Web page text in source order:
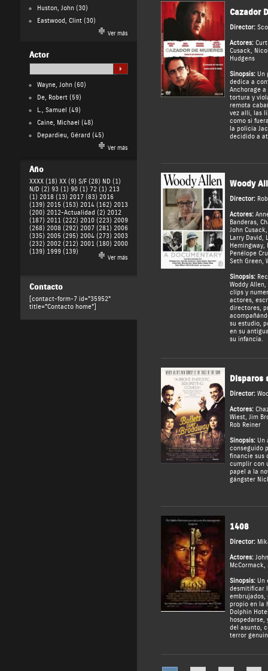
Huston, John(30)
Eastwood, Clint(30)
Ver más
Actor
Wayne, John(60)
De, Robert(59)
L., Samuel (49)
Caine, Michael (48)
Depardieu, Gérard (45)
Ver más
Año
XXXX (18) XX (9) S/F (28) ND (1)
N/D (2) 93 (1) 90 (1) 72 (1) 213
(1) 2018 (13) 2017 (83) 2016
(139) 2015 (153) 2014 (162) 2013
(200) 2012-Actualidad (2) 2012
(187) 2011 (222) 2010 (223) 2009
(268) 2008 (292) 2007 (281) 2006
(335) 2005 (295) 2004 (273) 2003
(232) 2002 (212) 2001 (180) 2000
(139) 1999 (139)
Ver más
Contacto
[contact-form-7 id="35952"
title="Contacto home"]
Cazador
Director:
Actores:
Cusack,
Hudgens
Sinopsis:Un
dedica a
Anchorage
tortura y
remota
vez allí, las
como si
la policía
decidido a
Woody
Director:
Actores:
Banderas,
John Cusack
Larry David,
Hemingway,
Penélope
Seth Green,
Sinopsis:
Woddy
clips y
actores,
directores,
su estudio,
en su
su infancia.
Disparos
Director:
Actores:
Wiest, Jim
Rob Reiner
Sinopsis:Un
conseguido
financie sus
cumplir con
papel a la
gángster
1408
Director:
Actores:
McCormack,
Sinopsis:Un
desmitificar
embrujados,
propio en la
Dolphin
hospedarse,
del asunto,
terror